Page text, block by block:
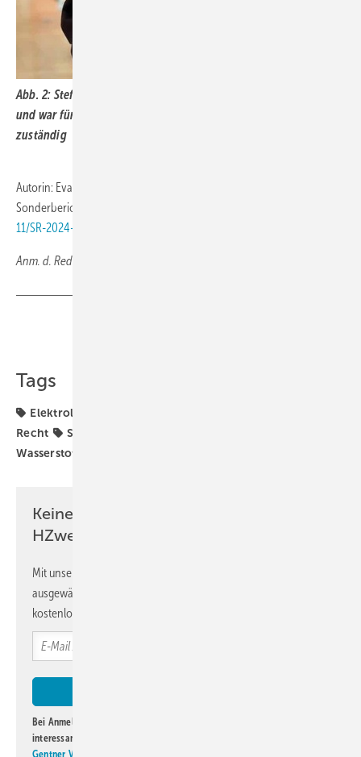
Abb. 2: Stef Blok ist Mitglied des Europäischen Rechnungshofs
und war für die Prüfung im Rahmen des Sonderberichts
zuständig
Autorin: Eva Augsten
Sonderbericht:
11/SR-2024-11_DE.pdf
Anm. d. Red.: Eine Zahl korrigiert am 13.09.2024
Tags
Elektrolyseur
Recht
Sven Geitmann
Wasserstoffwirtschaft
Keine Zeit? Kein Problem mit dem
HZwei-Newsletter!
Mit unserem Newsletter erhalten Sie regelmäßig von uns
ausgewählte Informationen und Neuigkeiten, gebündelt und
kostenlos direkt ins Postfach.
Bei Anmeldung zu diesem Newsletter bin ich damit einverstanden, über
interessante Verlags- und Online-Angebote
Gentner Verlag GmbH & Co. KG